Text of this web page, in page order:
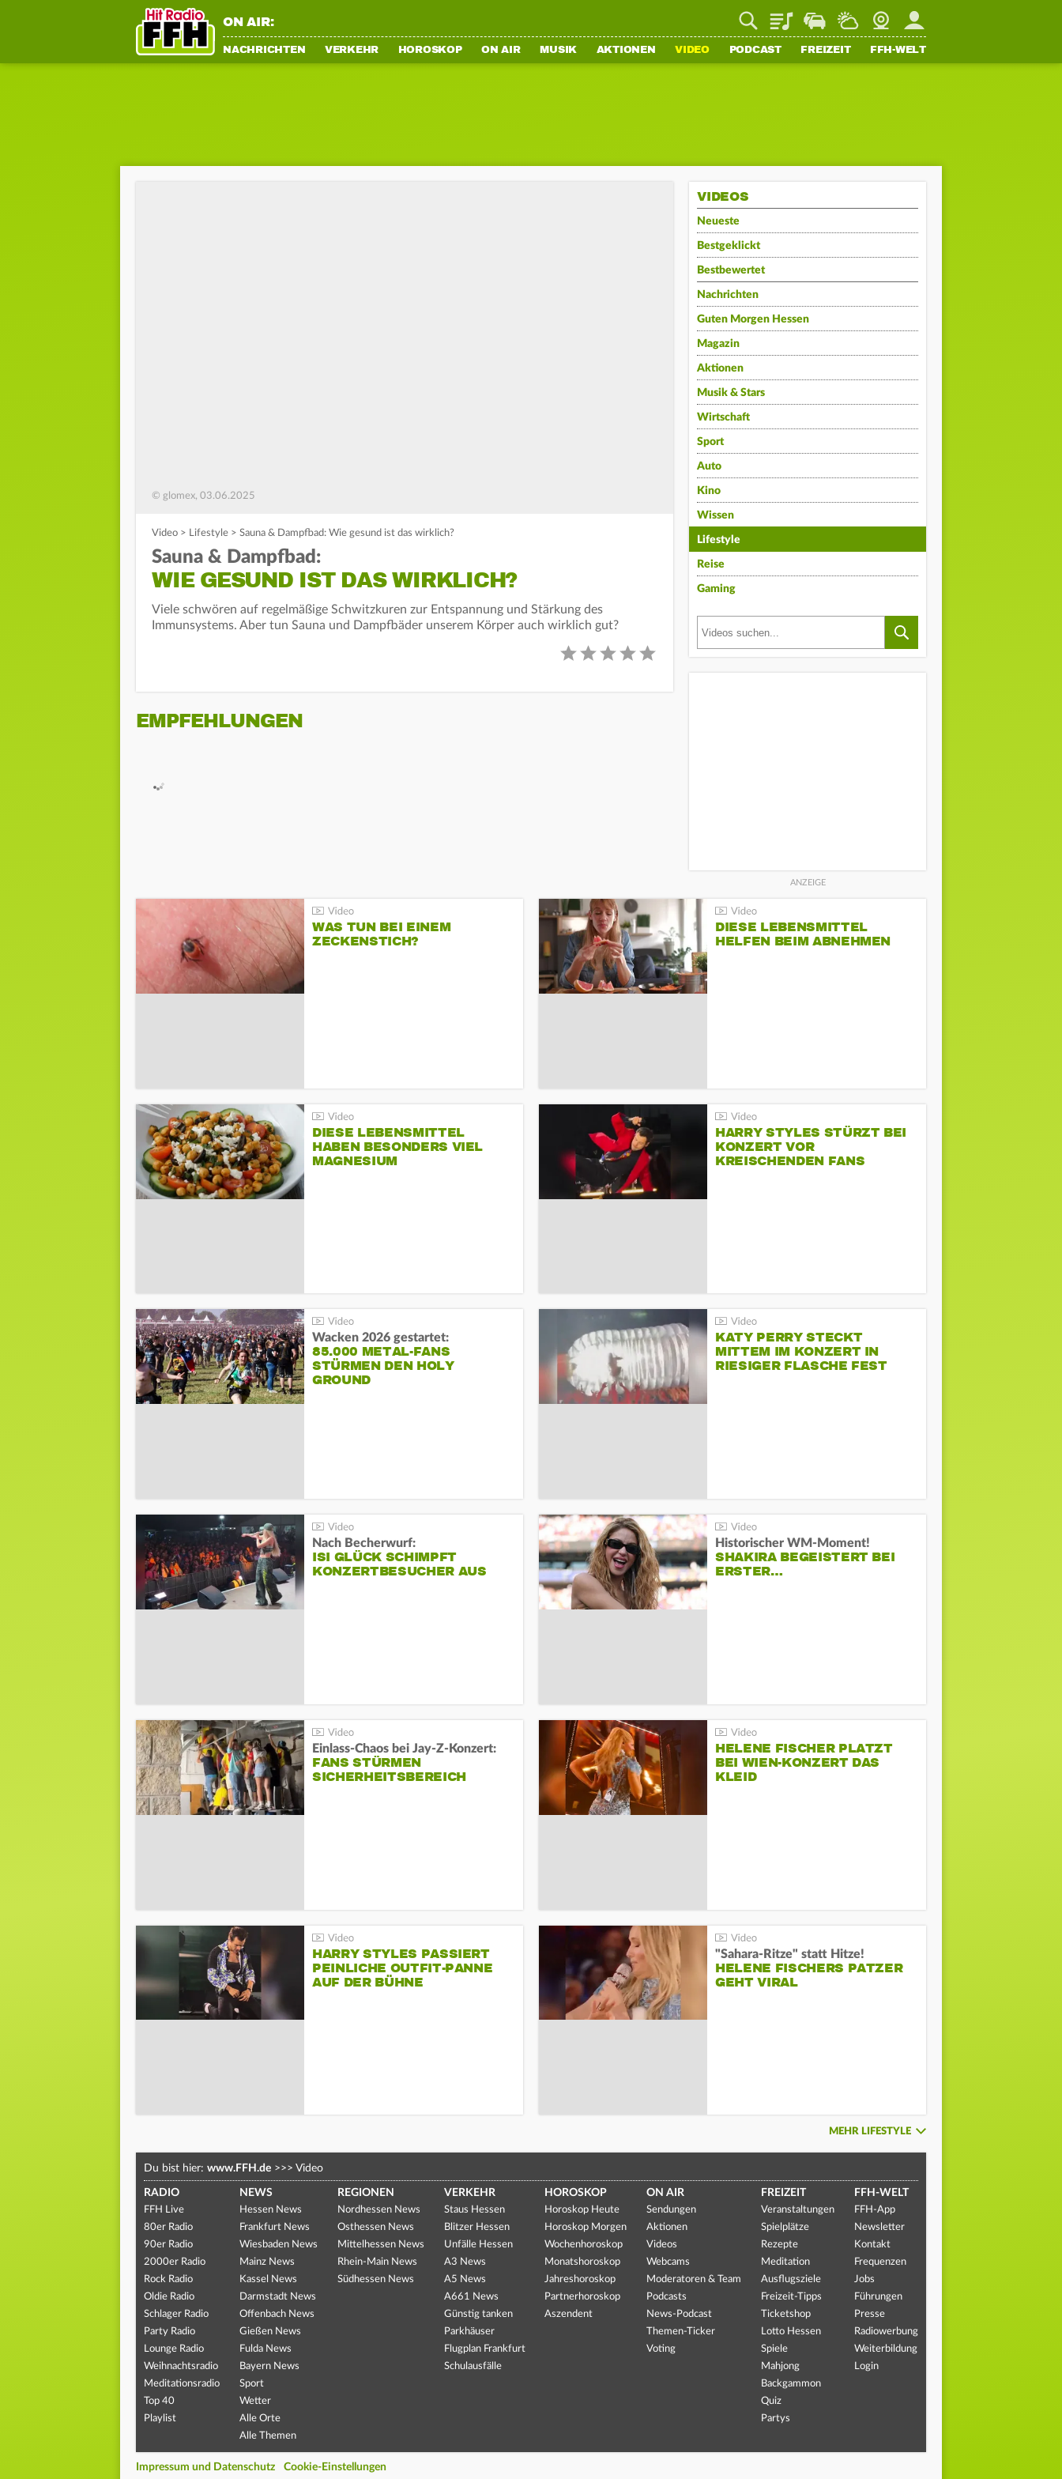
ON AIR: PlaylistStaupilotWetterWebcamMein FFH
NACHRICHTEN VERKEHR HOROSKOP ON AIR MUSIK AKTIONEN VIDEO PODCAST FREIZEIT FFH-WELT
© glomex, 03.06.2025
Video > Lifestyle > Sauna & Dampfbad: Wie gesund ist das wirklich?
Sauna & Dampfbad:
WIE GESUND IST DAS WIRKLICH?
Viele schwören auf regelmäßige Schwitzkuren zur Entspannung und Stärkung des
Immunsystems. Aber tun Sauna und Dampfbäder unserem Körper auch wirklich gut?
EMPFEHLUNGEN
VIDEOS
Neueste
Bestgeklickt
Bestbewertet
Nachrichten
Guten Morgen Hessen
Magazin
Aktionen
Musik & Stars
Wirtschaft
Sport
Auto
Kino
Wissen
Lifestyle
Reise
Gaming
WAS TUN BEI EINEM
ZECKENSTICH?
DIESE LEBENSMITTEL
HELFEN BEIM ABNEHMEN
DIESE LEBENSMITTEL
HABEN BESONDERS VIEL
MAGNESIUM
HARRY STYLES STÜRZT BEI
KONZERT VOR
KREISCHENDEN FANS
Wacken 2026 gestartet:
85.000 METAL-FANS
STÜRMEN DEN HOLY
GROUND
KATY PERRY STECKT
MITTEM IM KONZERT IN
RIESIGER FLASCHE FEST
Nach Becherwurf:
ISI GLÜCK SCHIMPFT
KONZERTBESUCHER AUS
Historischer WM-Moment!
SHAKIRA BEGEISTERT BEI
ERSTER…
Einlass-Chaos bei Jay-Z-Konzert:
FANS STÜRMEN
SICHERHEITSBEREICH
HELENE FISCHER PLATZT
BEI WIEN-KONZERT DAS
KLEID
HARRY STYLES PASSIERT
PEINLICHE OUTFIT-PANNE
AUF DER BÜHNE
"Sahara-Ritze" statt Hitze!
HELENE FISCHERS PATZER
GEHT VIRAL
MEHR LIFESTYLE
Du bist hier: www.FFH.de >>> Video
RADIO
FFH Live
80er Radio
90er Radio
2000er Radio
Rock Radio
Oldie Radio
Schlager Radio
Party Radio
Lounge Radio
Weihnachtsradio
Meditationsradio
Top 40
Playlist
NEWS
Hessen News
Frankfurt News
Wiesbaden News
Mainz News
Kassel News
Darmstadt News
Offenbach News
Gießen News
Fulda News
Bayern News
Sport
Wetter
Alle Orte
Alle Themen
REGIONEN
Nordhessen News
Osthessen News
Mittelhessen News
Rhein-Main News
Südhessen News
VERKEHR
Staus Hessen
Blitzer Hessen
Unfälle Hessen
A3 News
A5 News
A661 News
Günstig tanken
Parkhäuser
Flugplan Frankfurt
Schulausfälle
HOROSKOP
Horoskop Heute
Horoskop Morgen
Wochenhoroskop
Monatshoroskop
Jahreshoroskop
Partnerhoroskop
Aszendent
ON AIR
Sendungen
Aktionen
Videos
Webcams
Moderatoren & Team
Podcasts
News-Podcast
Themen-Ticker
Voting
FREIZEIT
Veranstaltungen
Spielplätze
Rezepte
Meditation
Ausflugsziele
Freizeit-Tipps
Ticketshop
Lotto Hessen
Spiele
Mahjong
Backgammon
Quiz
Partys
FFH-WELT
FFH-App
Newsletter
Kontakt
Frequenzen
Jobs
Führungen
Presse
Radiowerbung
Weiterbildung
Login
Impressum und Datenschutz Cookie-Einstellungen